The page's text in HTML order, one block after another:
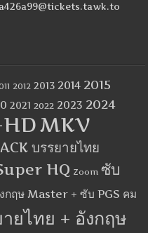
2012 2013 2014 2015
2021 2022 2023 2024
MKV
บรรยายไทย
HQ Zoom ซับ
กฤษ Master + ซับ PGS คม
ยไทย + อังกฤษ